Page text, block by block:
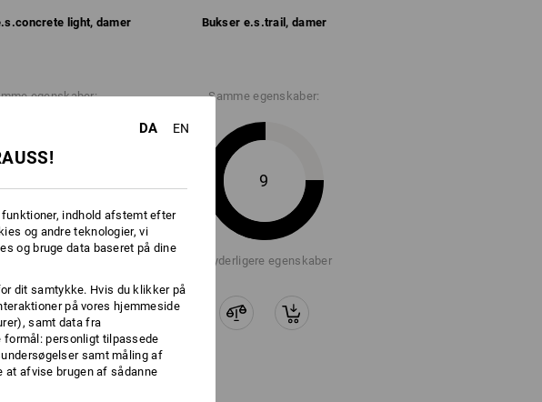
light, damer Bukser e.s.​trail, damer
egenskaber: Samme egenskaber:
9
+7 yderligere egenskaber
DA EN
indhold afstemt efter
og andre teknologier, vi
og bruge data baseret på dine
dit samtykke. Hvis du klikker på
på vores hjemmeside
samt data fra
personligt tilpassede
samt måling af
at afvise brugen af sådanne